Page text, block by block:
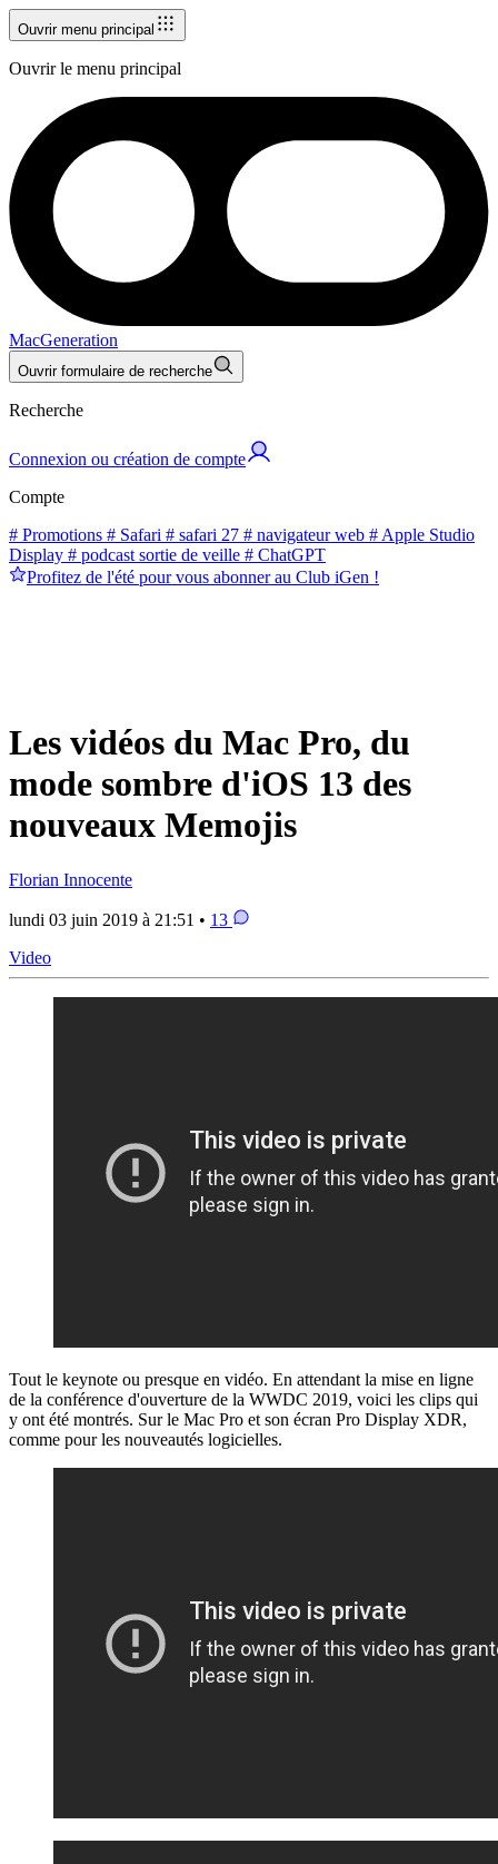
Ouvrir menu principal
Ouvrir le menu principal
MacGeneration
Ouvrir formulaire de recherche
Recherche
Connexion ou création de compte
Compte
# Promotions # Safari # safari 27 # navigateur web # Apple Studio
Display # podcast sortie de veille # ChatGPT
Profitez de l'été pour vous abonner au Club iGen !
Les vidéos du Mac Pro, du
mode sombre d'iOS 13 des
nouveaux Memojis
Florian Innocente
lundi 03 juin 2019 à 21:51 • 13
Video
Tout le keynote ou presque en vidéo. En attendant la mise en ligne
de la conférence d'ouverture de la WWDC 2019, voici les clips qui
y ont été montrés. Sur le Mac Pro et son écran Pro Display XDR,
comme pour les nouveautés logicielles.